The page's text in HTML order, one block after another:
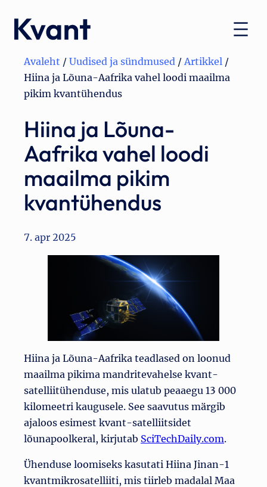
sisu
Avaleht / Uudised ja sündmused / Artikkel /
Hiina ja Lõuna-Aafrika vahel loodi maailma
pikim kvantühendus
Hiina ja Lõuna-
Aafrika vahel loodi
maailma pikim
kvantühendus
7. apr 2025
Hiina ja Lõuna-Aafrika teadlased on loonud
maailma pikima mandritevahelse kvant-
satelliitühenduse, mis ulatub peaaegu 13 000
kilomeetri kaugusele. See saavutus märgib
ajaloos esimest kvant-satelliitsidet
lõunapoolkeral, kirjutab SciTechDaily.com.
Ühenduse loomiseks kasutati Hiina Jinan-1
kvantmikrosatelliiti, mis tiirleb madalal Maa